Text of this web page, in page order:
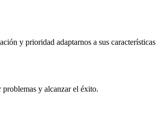
y prioridad adaptarnos a sus características
y alcanzar el éxito.